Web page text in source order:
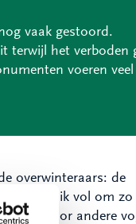
vaak gestoord.
terwijl het verboden
voeren veel
overwinteraars: de
hun buik vol om
voor andere